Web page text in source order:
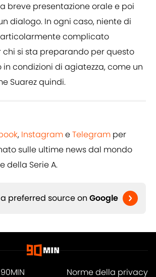
breve presentazione orale e poi
dialogo. In ogni caso, niente di
complicato
si sta preparando per questo
condizioni di agiatezza, come un
Suarez quindi.
, InstagrameTelegram per
sulle ultime news dal mondo
e della Serie A.
preferred source on Google
Norme della privacy